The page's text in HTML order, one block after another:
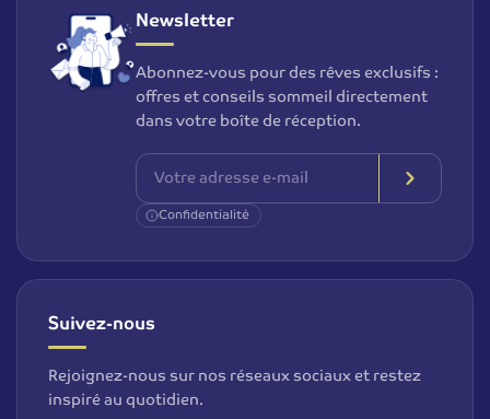
Newsletter
Abonnez-vous pour des rêves exclusifs :
offres et conseils sommeil directement
dans votre boîte de réception.
Confidentialité
Suivez-nous
Rejoignez-nous sur nos réseaux sociaux et restez
inspiré au quotidien.